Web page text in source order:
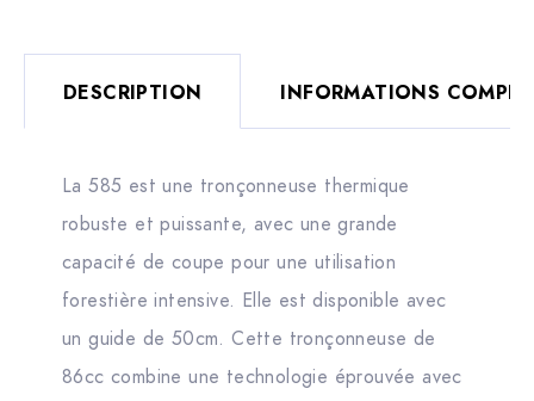
DESCRIPTION INFORMATIONS
La 585 est une tronçonneuse thermique
robuste et puissante, avec une grande
capacité de coupe pour une utilisation
forestière intensive. Elle est disponible avec
un guide de 50cm. Cette tronçonneuse de
86cc combine une technologie éprouvée avec